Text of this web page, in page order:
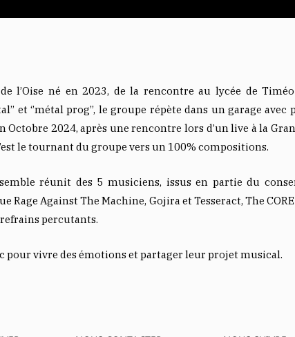
l’Oise né en 2023, de la rencontre au lycée de
et ‘’métal prog’’, le groupe répète dans un garage
2024, après une rencontre lors d’un live à la
le tournant du groupe vers un 100% compositions.
réunit des 5 musiciens, issus en partie du
Rage Against The Machine, Gojira et Tesseract, The
percutants.
pour vivre des émotions et partager leur projet musical.